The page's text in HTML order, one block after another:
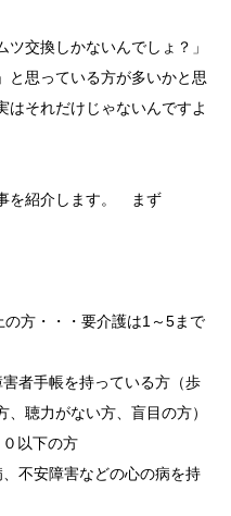
交換しかないんでしょ？」
と思っている方が多いかと思
それだけじゃないんですよ
を紹介します。 まず
方・・・要介護は1～5まで
者手帳を持っている方（歩
聴力がない方、盲目の方）
以下の方
不安障害などの心の病を持